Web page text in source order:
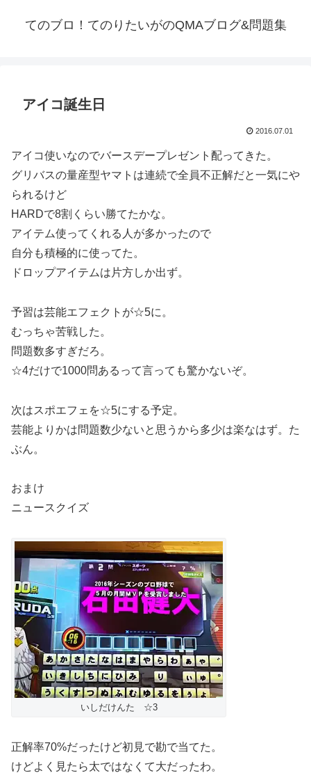
てのブロ！てのりたいがのQMAブログ&問題集
アイコ誕生日
2016.07.01
アイコ使いなのでバースデープレゼント配ってきた。
グリバスの量産型ヤマトは連続で全員不正解だと一気にや
られるけど
HARDで8割くらい勝てたかな。
アイテム使ってくれる人が多かったので
自分も積極的に使ってた。
ドロップアイテムは片方しか出ず。
予習は芸能エフェクトが☆5に。
むっちゃ苦戦した。
問題数多すぎだろ。
☆4だけで1000問あるって言っても驚かないぞ。
次はスポエフェを☆5にする予定。
芸能よりかは問題数少ないと思うから多少は楽なはず。た
ぶん。
おまけ
ニュースクイズ
いしだけんた ☆3
正解率70%だったけど初見で勘で当てた。
けどよく見たら太ではなくて大だったわ。